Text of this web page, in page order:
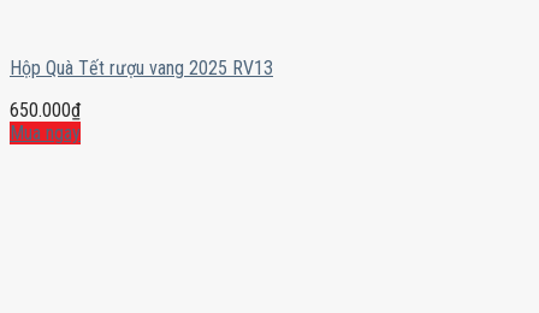
Hộp Quà Tết rượu vang 2025 RV13
650.000₫
Mua ngay